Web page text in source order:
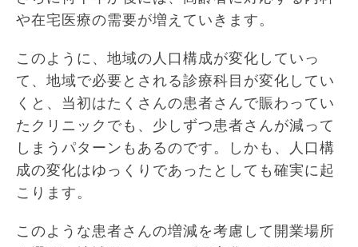
や在宅医療の需要が増えていきます。
このように、地域の人口構成が変化していっ
て、地域で必要とされる診療科目が変化してい
くと、当初はたくさんの患者さんで賑わってい
たクリニックでも、少しずつ患者さんが減って
しまうパターンもあるのです。しかも、人口構
成の変化はゆっくりであったとしても確実に起
こります。
このような患者さんの増減を考慮して開業場所